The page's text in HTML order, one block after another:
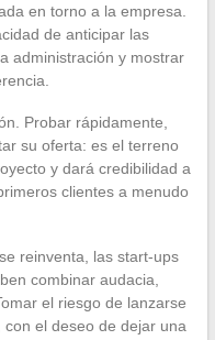
en torno a la empresa.
de anticipar las
administración y mostrar
Probar rápidamente,
su oferta: es el terreno
y dará credibilidad a
clientes a menudo
reinventa, las start-ups
combinar audacia,
el riesgo de lanzarse
el deseo de dejar una